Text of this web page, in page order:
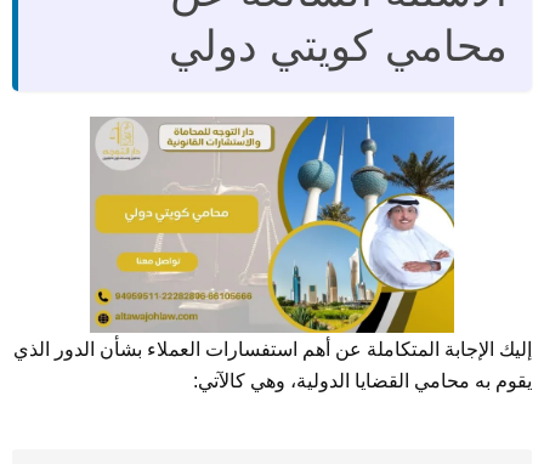
محامي كويتي دولي
إليك الإجابة المتكاملة عن أهم استفسارات العملاء بشأن الدور الذي
يقوم به محامي القضايا الدولية، وهي كالآتي: